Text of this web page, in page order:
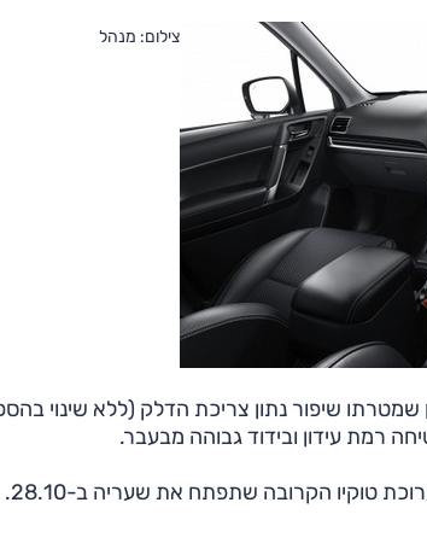
צילום: מנהל
רמת עידון ובידוד גבוהה מבעבר.